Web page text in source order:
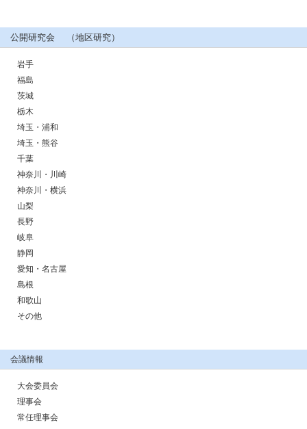
公開研究会 （地区研究）
岩手
福島
茨城
栃木
埼玉・浦和
埼玉・熊谷
千葉
神奈川・川崎
神奈川・横浜
山梨
長野
岐阜
静岡
愛知・名古屋
島根
和歌山
その他
会議情報
大会委員会
理事会
常任理事会